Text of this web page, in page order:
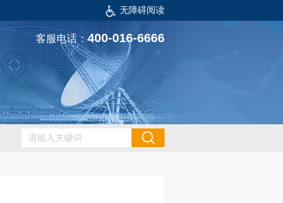
无障碍阅读
客服电话：400-016-6666